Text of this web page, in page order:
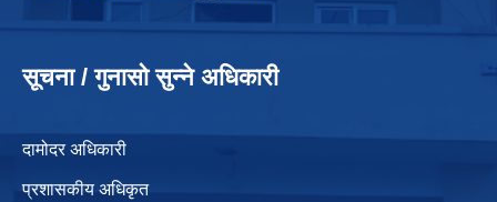
सूचना / गुनासो सुन्ने अधिकारी
दामोदर अधिकारी
प्रशासकीय अधिकृत